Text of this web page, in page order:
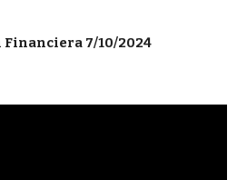
Financiera 7/10/2024